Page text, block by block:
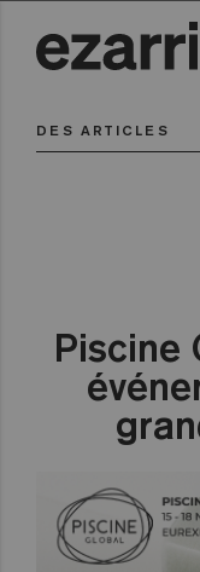
DES ARTICLES
Piscine